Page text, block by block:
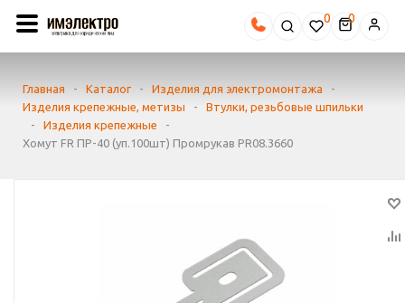
0
Главная - Каталог - Изделия для электромонтажа
-
Изделия крепежные, метизы
-
Втулки, резьбовые шпильки
-
Изделия крепежные
-
Хомут FR ПР-40 (уп.100шт) Промрукав PR08.3660